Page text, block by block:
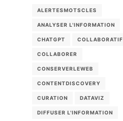
ALERTESMOTSCLES
ANALYSER L'INFORMATION
CHATGPT COLLABORATIF
COLLABORER
CONSERVERLEWEB
CONTENTDISCOVERY
CURATION DATAVIZ
DIFFUSER L'INFORMATION